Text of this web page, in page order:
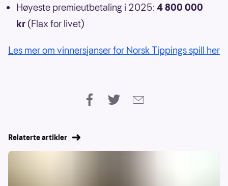
Høyeste premieutbetaling i 2025: 4 800 000
kr (Flax for livet)
Les mer om vinnersjanser for Norsk Tippings spill her
Relaterte artikler